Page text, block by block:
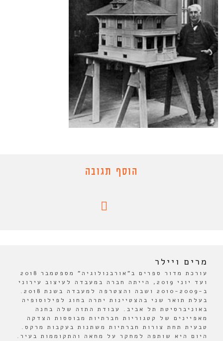
הוסף תגובה
מרים ויילר
עורכת מדור ספרים ב"אורבנולוגיה" מספטמבר 2018
ועד יוני 2019, הייתה חברה במעבדה לעיצוב עירוני
ב-2010-2009 ושבה והצטרפה למעבדה בשנת 2018.
בעלת תואר שני בהצטיינות יתרה בחוג לפילוסופיה
באוניברסיטת תל אביב. עבודת התזה שלה בחנה
מאפיינים של קטגוריות חברתיות מבוססות הצדקה
טבעית תחת צורות חברתיות משתנות בעקבות מרקס.
היום היא שותפה למחקר על מחאה והתקוממות בעיר.